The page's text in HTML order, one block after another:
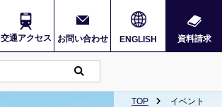
交通アクセス お問い合わせ ENGLISH 資料請求
TOP イベント